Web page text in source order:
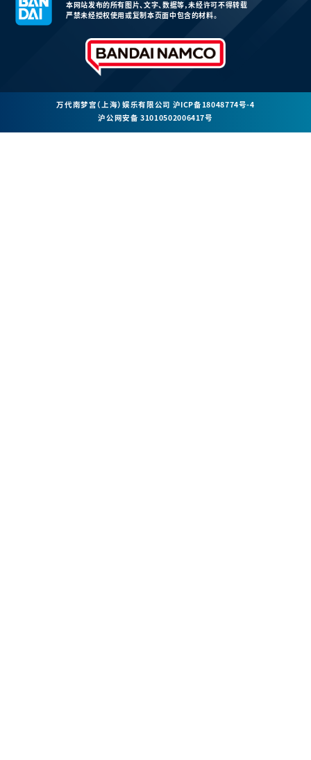
本网站发布的所有图片、文字、数据等，未经许可不得转载
严禁未经授权使用或复制本页面中包含的材料。
万代南梦宫（上海）娱乐有限公司 沪ICP备18048774号-4
沪公网安备 31010502006417号